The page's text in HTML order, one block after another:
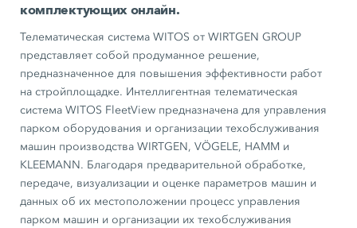
комплектующих онлайн.
Телематическая система WITOS от WIRTGEN GROUP
представляет собой продуманное решение,
предназначенное для повышения эффективности работ
на стройплощадке. Интеллигентная телематическая
система WITOS FleetView предназначена для управления
парком оборудования и организации техобслуживания
машин производства WIRTGEN, VÖGELE, HAMM и
KLEEMANN. Благодаря предварительной обработке,
передаче, визуализации и оценке параметров машин и
данных об их местоположении процесс управления
парком машин и организации их техобслуживания